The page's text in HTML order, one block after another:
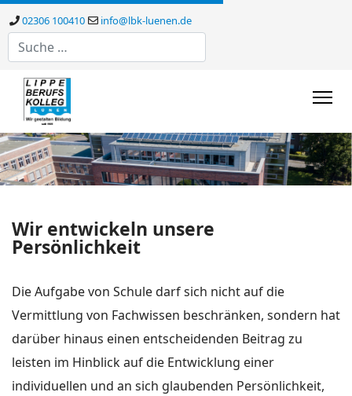
02306 100410 info@lbk-luenen.de
Suchen
Wir entwickeln unsere
Persönlichkeit
Die Aufgabe von Schule darf sich nicht auf die
Vermittlung von Fachwissen beschränken, sondern hat
darüber hinaus einen entscheidenden Beitrag zu
leisten im Hinblick auf die Entwicklung einer
individuellen und an sich glaubenden Persönlichkeit,